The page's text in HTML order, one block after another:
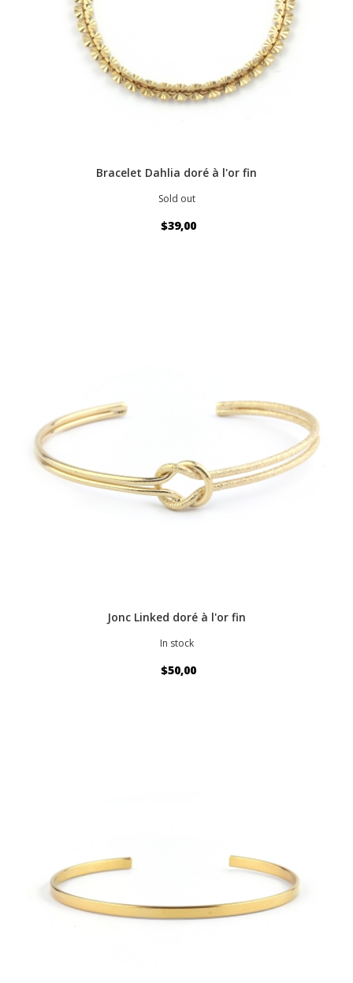
Bracelet Dahlia doré à l'or fin
Sold out
$39,00
Jonc Linked doré à l'or fin
In stock
$50,00